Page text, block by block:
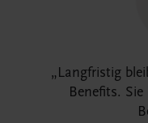
Langfristig
Benefits.